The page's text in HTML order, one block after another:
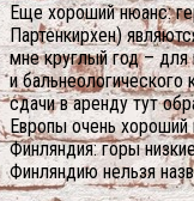
Еще хороший нюанс:
Партенкирхен)
мне круглый год – для
и бальнеологического
сдачи в аренду тут
Европы очень хороший
Финляндия: горы
Финляндию нельзя